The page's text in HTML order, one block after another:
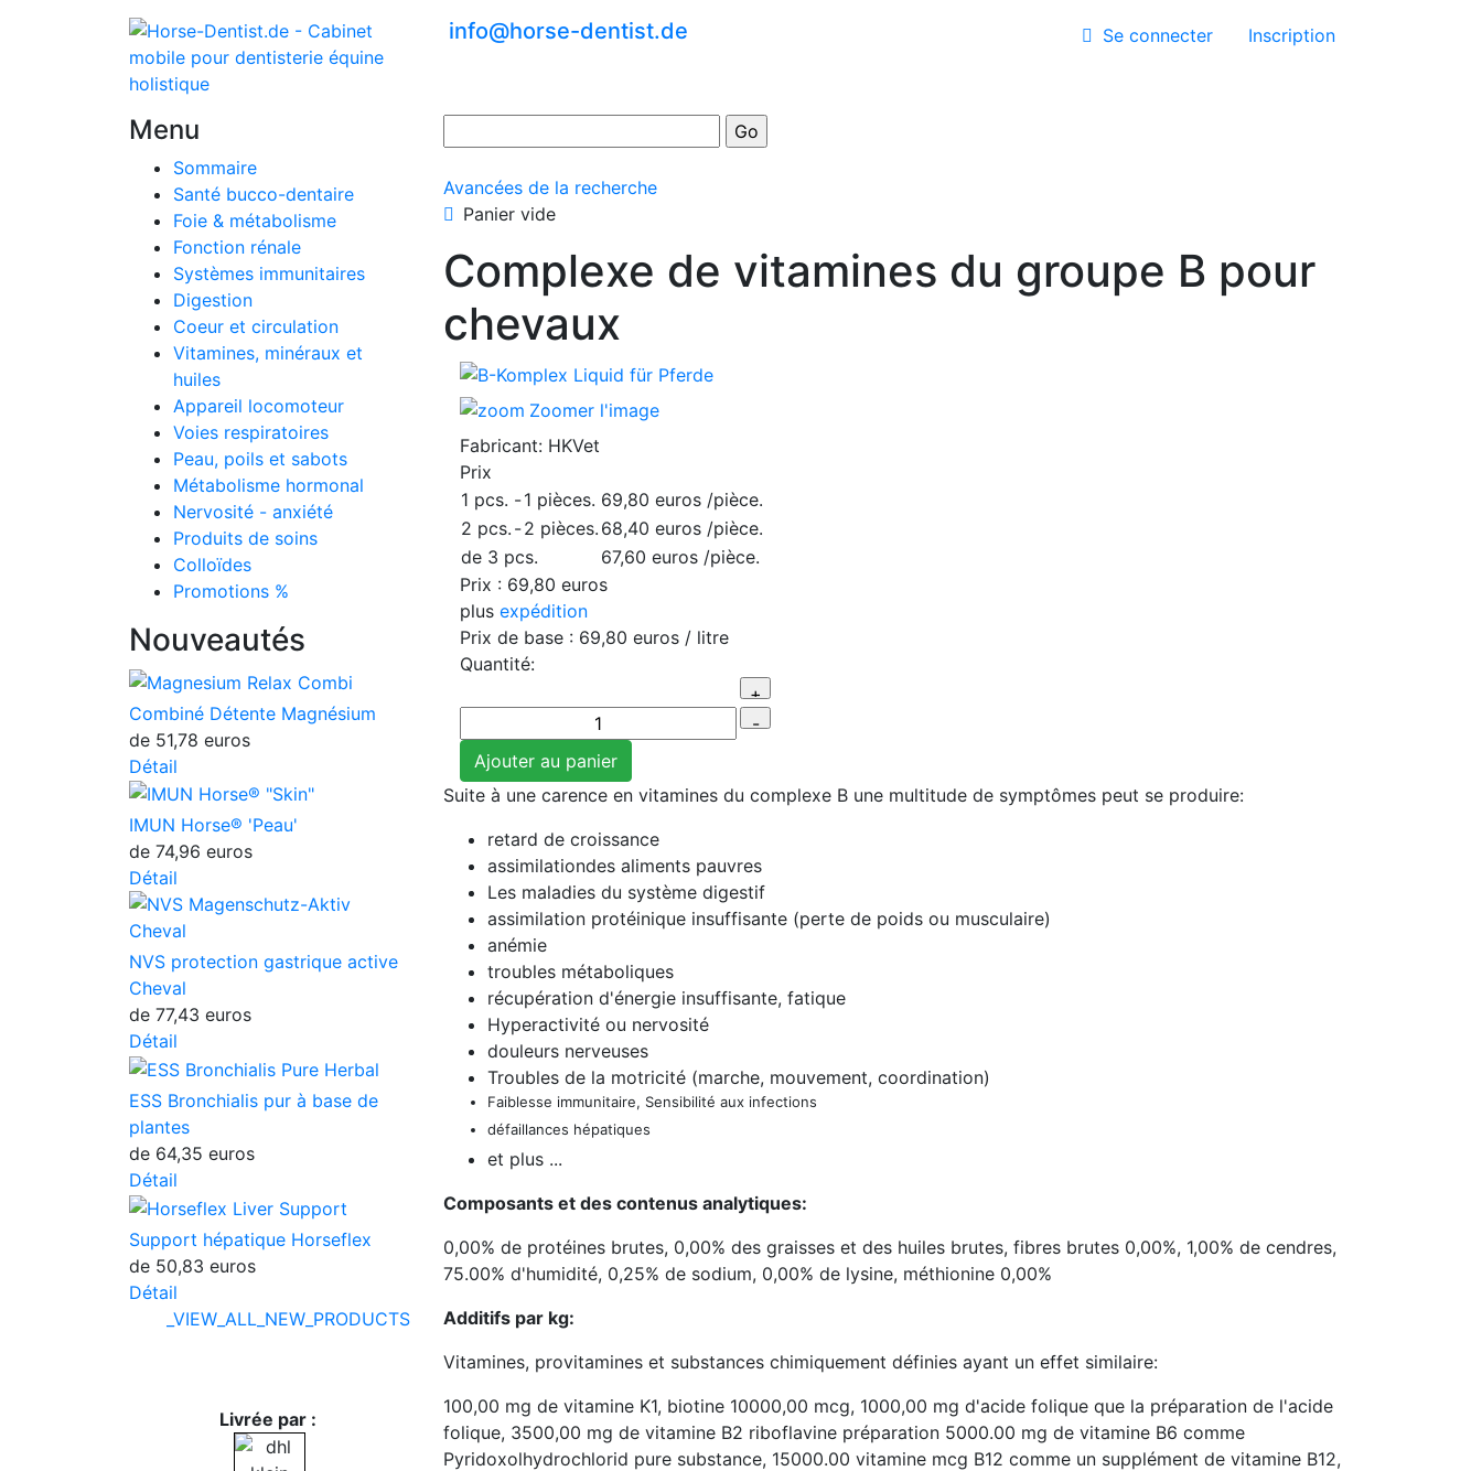
info@horse-dentist.de Se connecter Inscription
Menu
Sommaire
Santé bucco-dentaire
Foie & métabolisme
Fonction rénale
Systèmes immunitaires
Digestion
Coeur et circulation
Vitamines, minéraux et
huiles
Appareil locomoteur
Voies respiratoires
Peau, poils et sabots
Métabolisme hormonal
Nervosité - anxiété
Produits de soins
Colloïdes
Promotions %
Nouveautés
Combiné Détente Magnésium
de 51,78 euros
Détail
IMUN Horse® 'Peau'
de 74,96 euros
Détail
NVS protection gastrique active
Cheval
de 77,43 euros
Détail
ESS Bronchialis pur à base de
plantes
de 64,35 euros
Détail
Support hépatique Horseflex
de 50,83 euros
Détail
_VIEW_ALL_NEW_PRODUCTS
Livrée par :
Avancées de la recherche
Panier vide
Complexe de vitamines du groupe B pour
chevaux
Zoomer l'image
Fabricant: HKVet
Prix
1 pcs. -1 pièces. 69,80 euros /pièce.
2 pcs. -2 pièces. 68,40 euros /pièce.
de 3 pcs.
67,60 euros /pièce.
Prix : 69,80 euros
plus expédition
Prix ​​de base : 69,80 euros / litre
Quantité:
Suite à une carence en vitamines du complexe B une multitude de symptômes peut se produire:
retard de croissance
assimilationdes aliments pauvres
Les maladies du système digestif
assimilation protéinique insuffisante (perte de poids ou musculaire)
anémie
troubles métaboliques
récupération d'énergie insuffisante, fatique
Hyperactivité ou nervosité
douleurs nerveuses
Troubles de la motricité (marche, mouvement, coordination)
Faiblesse immunitaire, Sensibilité aux infections
défaillances hépatiques
et plus ...
Composants et des contenus analytiques:
0,00% de protéines brutes, 0,00% des graisses et des huiles brutes, fibres brutes 0,00%, 1,00% de cendres,
75.00% d'humidité, 0,25% de sodium, 0,00% de lysine, méthionine 0,00%
Additifs par kg:
Vitamines, provitamines et substances chimiquement définies ayant un effet similaire:
100,00 mg de vitamine K1, biotine 10000,00 mcg, 1000,00 mg d'acide folique que la préparation de l'acide
folique, 3500,00 mg de vitamine B2 riboflavine préparation 5000.00 mg de vitamine B6 comme
Pyridoxolhydrochlorid pure substance, 15000.00 vitamine mcg B12 comme un supplément de vitamine B12,